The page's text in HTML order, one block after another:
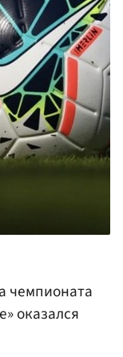
чемпионата
оказался